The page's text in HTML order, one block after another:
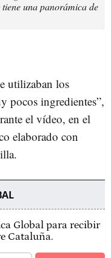
una panorámica de
utilizaban los
pocos ingredientes”,
el vídeo, en el
elaborado con
Global para recibir
Cataluña.